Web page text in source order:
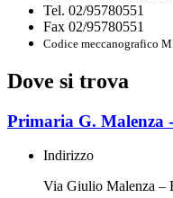
Tel. 02/95780551
Fax 02/95780551
Codice meccanografico
Dove si trova
Primaria G. Malenza
Indirizzo
Via Giulio Malenza –